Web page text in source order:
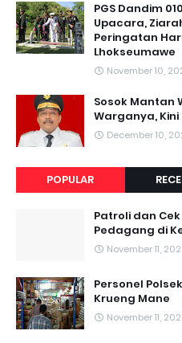
PGS Dandim
Upacara,
Peringatan
Lhokseumawe
November 10,
Sosok Mantan
Warganya,
December 10,
POPULAR
Patroli dan
Pedagang di
November 11,
Personel
Krueng Mane
November 11,